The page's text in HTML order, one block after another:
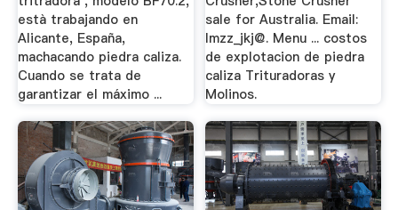
està trabajando en
Alicante, España,
machacando piedra caliza.
Cuando se trata de
garantizar el máximo ...
sale for Australia. Email:
lmzz_jkj@. Menu ... costos
de explotacion de piedra
caliza Trituradoras y
Molinos.